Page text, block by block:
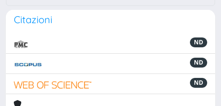
Citazioni
ND
ND
ND